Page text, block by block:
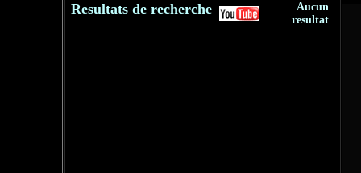
Resultats de recherche
Aucun
resultat